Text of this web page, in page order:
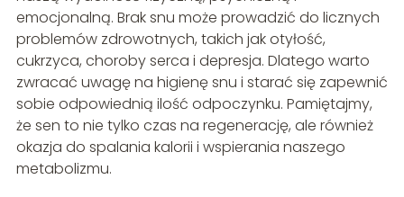
emocjonalną. Brak snu może prowadzić do licznych
problemów zdrowotnych, takich jak otyłość,
cukrzyca, choroby serca i depresja. Dlatego warto
zwracać uwagę na higienę snu i starać się zapewnić
sobie odpowiednią ilość odpoczynku. Pamiętajmy,
że sen to nie tylko czas na regenerację, ale również
okazja do spalania kalorii i wspierania naszego
metabolizmu.